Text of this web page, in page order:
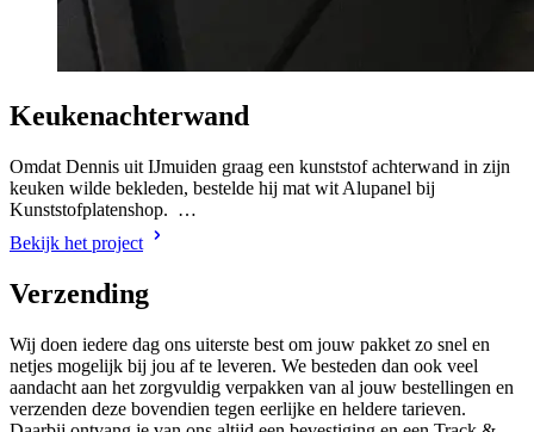
Keukenachterwand
Omdat Dennis uit IJmuiden graag een kunststof achterwand in zijn
keuken wilde bekleden, bestelde hij mat wit Alupanel bij
Kunststofplatenshop. …
Bekijk het project
Verzending
Wij doen iedere dag ons uiterste best om jouw pakket zo snel en
netjes mogelijk bij jou af te leveren. We besteden dan ook veel
aandacht aan het zorgvuldig verpakken van al jouw bestellingen en
verzenden deze bovendien tegen eerlijke en heldere tarieven.